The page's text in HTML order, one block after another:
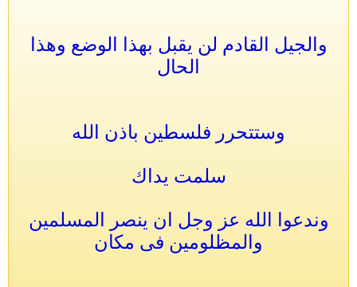
والجيل القادم لن يقبل بهذا الوضع وهذا
الحال
وستتحرر فلسطين باذن الله
سلمت يداك
وندعوا الله عز وجل ان ينصر المسلمين
والمظلومين فى مكان